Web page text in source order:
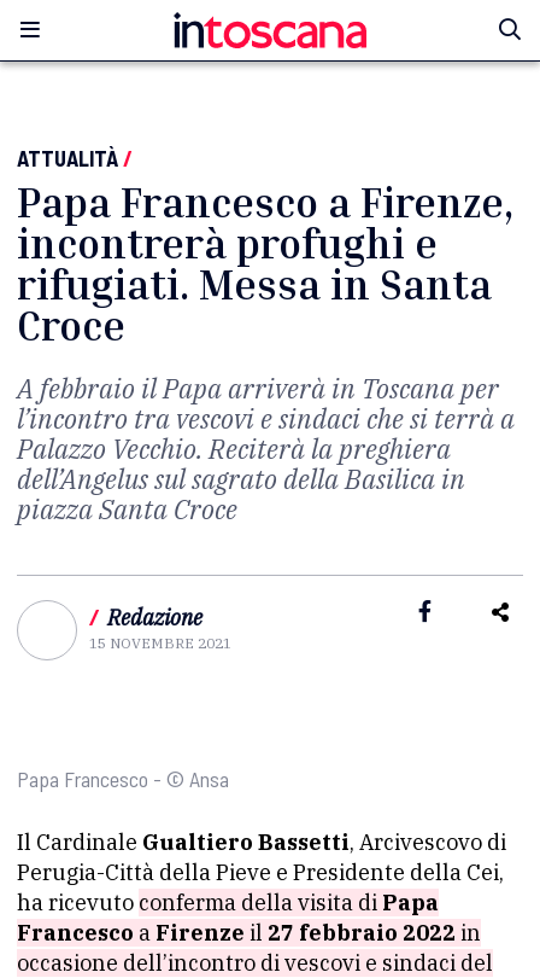
ATTUALITÀ/
Papa Francesco a Firenze,
incontrerà profughi e
rifugiati. Messa in Santa
Croce
A febbraio il Papa arriverà in Toscana per
l’incontro tra vescovi e sindaci che si terrà a
Palazzo Vecchio. Reciterà la preghiera
dell’Angelus sul sagrato della Basilica in
piazza Santa Croce
/ Redazione
15 NOVEMBRE 2021
Papa Francesco - © Ansa
Il Cardinale Gualtiero Bassetti, Arcivescovo di
Perugia-Città della Pieve e Presidente della Cei,
ha ricevuto conferma della visita di Papa
Francesco a Firenze il 27 febbraio 2022 in
occasione dell’incontro di vescovi e sindaci del